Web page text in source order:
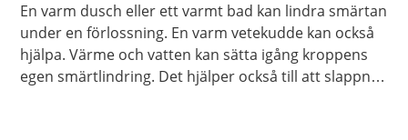
En varm dusch eller ett varmt bad kan lindra smärtan
under en förlossning. En varm vetekudde kan också
hjälpa. Värme och vatten kan sätta igång kroppens
egen smärtlindring. Det hjälper också till att slappna